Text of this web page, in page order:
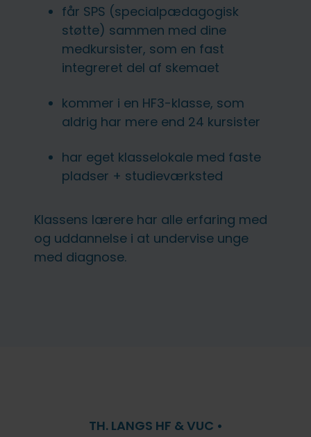
får SPS (specialpædagogisk
støtte) sammen med dine
medkursister, som en fast
integreret del af skemaet
kommer i en HF3-klasse, som
aldrig har mere end 24 kursister
har eget klasselokale med faste
pladser + studieværksted
Klassens lærere har alle erfaring med
og uddannelse i at undervise unge
med diagnose.
TH. LANGS HF & VUC •